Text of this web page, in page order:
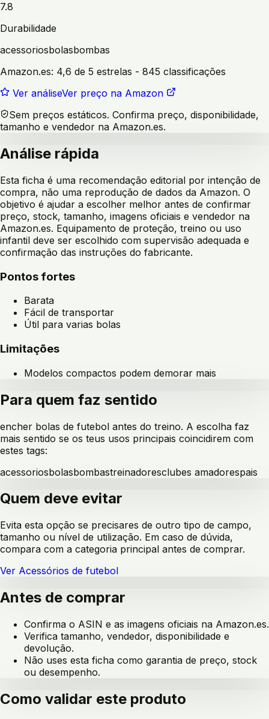
7.8
Durabilidade
acessoriosbolasbombas
Amazon.es: 4,6 de 5 estrelas - 845 classificações
Ver análiseVer preço na Amazon
Sem preços estáticos. Confirma preço, disponibilidade,
tamanho e vendedor na Amazon.es.
Análise rápida
Esta ficha é uma recomendação editorial por intenção de
compra, não uma reprodução de dados da Amazon. O
objetivo é ajudar a escolher melhor antes de confirmar
preço, stock, tamanho, imagens oficiais e vendedor na
Amazon.es. Equipamento de proteção, treino ou uso
infantil deve ser escolhido com supervisão adequada e
confirmação das instruções do fabricante.
Pontos fortes
Barata
Fácil de transportar
Útil para varias bolas
Limitações
Modelos compactos podem demorar mais
Para quem faz sentido
encher bolas de futebol antes do treino. A escolha faz
mais sentido se os teus usos principais coincidirem com
estes tags:
acessoriosbolasbombastreinadoresclubes amadorespais
Quem deve evitar
Evita esta opção se precisares de outro tipo de campo,
tamanho ou nível de utilização. Em caso de dúvida,
compara com a categoria principal antes de comprar.
Ver Acessórios de futebol
Antes de comprar
Confirma o ASIN e as imagens oficiais na Amazon.es.
Verifica tamanho, vendedor, disponibilidade e
devolução.
Não uses esta ficha como garantia de preço, stock
ou desempenho.
Como validar este produto